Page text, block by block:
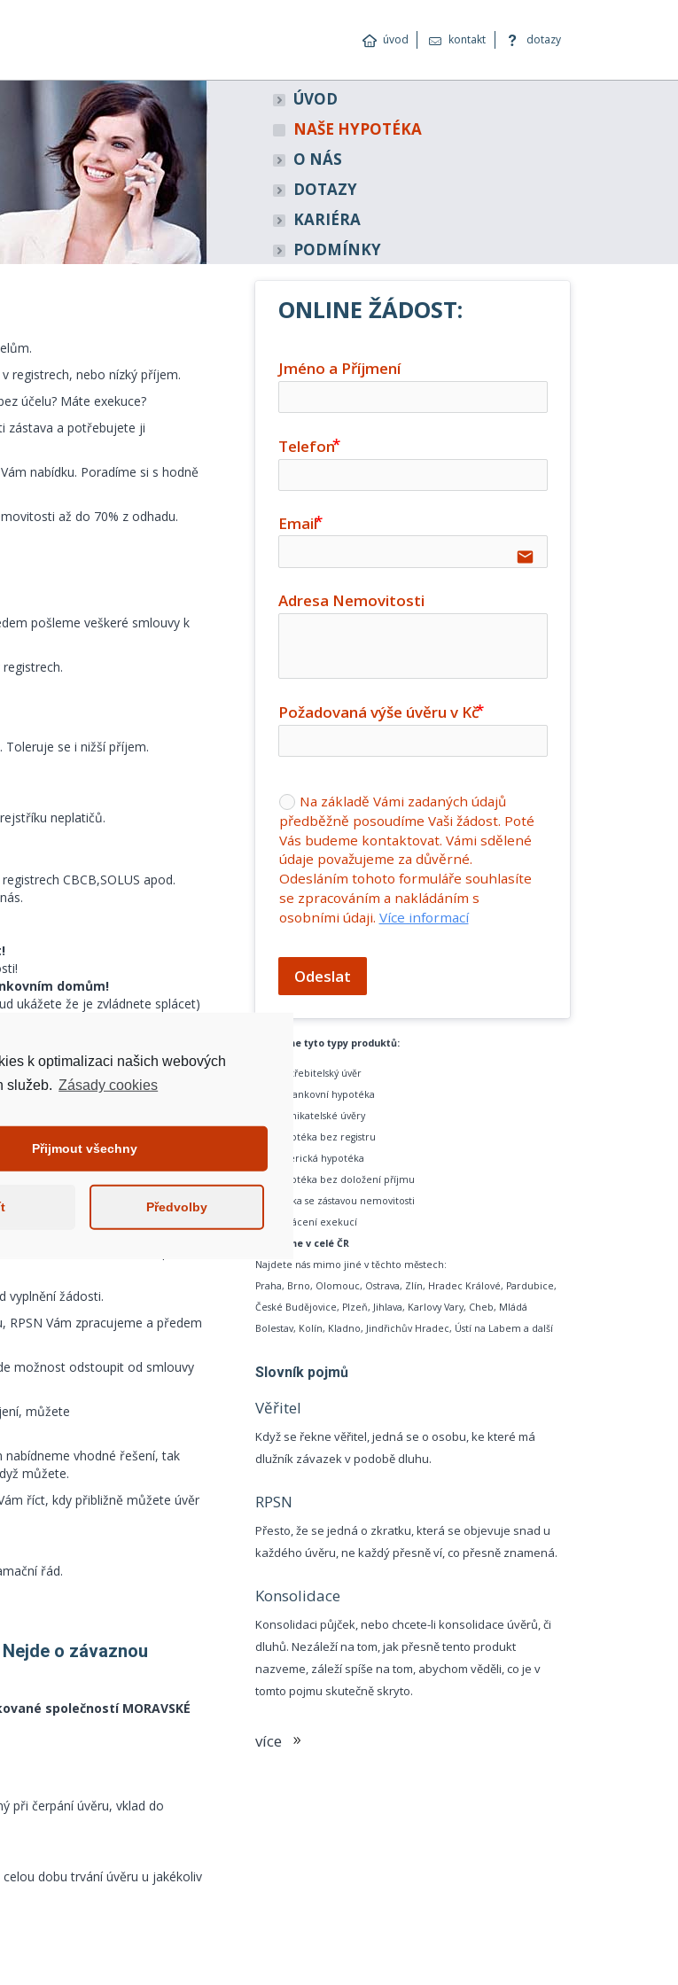
úvod kontakt dotazy
registrech, nebo nízký příjem.
účelu? Máte exekuce?
zástava a potřebujete ji
nabídku. Poradíme si s hodně
až do 70% z odhadu.
pošleme veškeré smlouvy k
se i nižší příjem.
neplatičů.
CBCB,SOLUS apod.
domům!
ukážete že je zvládnete splácet)
dluhy!
objekty,hypotéky na
osoby!
(stačí dvě fotky zvenku a pak
v určitou dobu, napište
vyplnění žádosti.
Vám zpracujeme a předem
možnost odstoupit od smlouvy
můžete
vhodné řešení, tak
můžete.
říct, kdy přibližně můžete úvěr
řád.
o závaznou
společností MORAVSKÉ
při čerpání úvěru, vklad do
dobu trvání úvěru u jakékoliv
ÚVOD
NAŠE HYPOTÉKA
O NÁS
DOTAZY
KARIÉRA
PODMÍNKY
ONLINE ŽÁDOST:
Jméno a Příjmení
Telefon
Email
email
Adresa Nemovitosti
Požadovaná výše úvěru v Kč
Na základě Vámi zadaných údajů
předběžně posoudíme Vaši žádost. Poté
Vás budeme kontaktovat. Vámi sdělené
údaje považujeme za důvěrné.
Odesláním tohoto formuláře souhlasíte
se zpracováním a nakládáním s
osobními údaji. Více informací
Odeslat
Zajistíme tyto typy produktů:
Spotřebitelský úvěr
Nebankovní hypotéka
Podnikatelské úvěry
Hypotéka bez registru
Americká hypotéka
Hypotéka bez doložení příjmu
Půjčka se zástavou nemovitosti
Vyplácení exekucí
Působíme v celé ČR
Najdete nás mimo jiné v těchto městech:
Praha, Brno, Olomouc, Ostrava, Zlín, Hradec Králové, Pardubice,
České Budějovice, Plzeň, Jihlava, Karlovy Vary, Cheb, Mládá
Bolestav, Kolín, Kladno, Jindřichův Hradec, Ústí na Labem a další
Slovník pojmů
Věřitel
Když se řekne věřitel, jedná se o osobu, ke které má
dlužník závazek v podobě dluhu.
RPSN
Přesto, že se jedná o zkratku, která se objevuje snad u
každého úvěru, ne každý přesně ví, co přesně znamená.
Konsolidace
Konsolidaci půjček, nebo chcete-li konsolidace úvěrů, či
dluhů. Nezáleží na tom, jak přesně tento produkt
nazveme, záleží spíše na tom, abychom věděli, co je v
tomto pojmu skutečně skryto.
více
k optimalizaci našich webových
služeb. Zásady cookies
Přijmout všechny
Předvolby